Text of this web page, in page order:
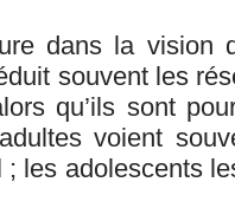
dans la vision
souvent les
qu’ils sont
voient
les adolescents